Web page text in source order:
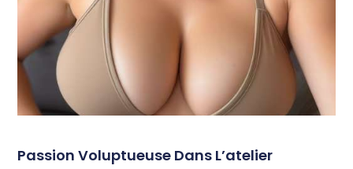
Passion Voluptueuse Dans L’atelier